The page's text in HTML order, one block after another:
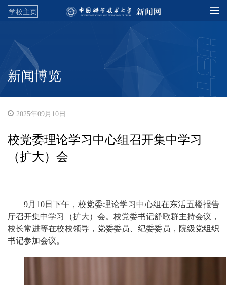
学校主页
新闻博览
2025年09月10日
校党委理论学习中心组召开集中学习
（扩大）会
9月10日下午，校党委理论学习中心组在东活五楼报告
厅召开集中学习（扩大）会。校党委书记舒歌群主持会议，
校长常进等在校校领导，党委委员、纪委委员，院级党组织
书记参加会议。